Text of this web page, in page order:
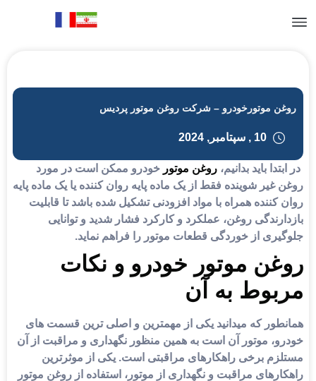
موتورخودرو – شرکت روغن موتور پردیس
باید بدانیم، روغن موتورخودرو ممکن است در مورد
غیر شوینده فقط از یک ماده پایه روان کننده یا یک ماده پایه
کننده همراه با مواد افزودنی تشکیل شده باشد تا قابلیت
روغن، عملکرد و کارکرد فشار شدید و توانایی
از خوردگی قطعات موتور را فراهم نماید.
موتور خودرو و نکات
به آن
که میدانید یکی از مهمترین و اصلی ترین قسمت های
موتور آن است به همین منظور نگهداری و مراقبت از آن
برخی راهکارهای مراقبتی است. یکی از موثرترین
مراقبت و نگهداری از موتور، استفاده از روغن موتور